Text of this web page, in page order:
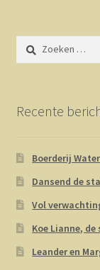
Zoeken
naar:
Recente
Boerderij
Dansend de
Vol
Koe Lianne,
Leander en